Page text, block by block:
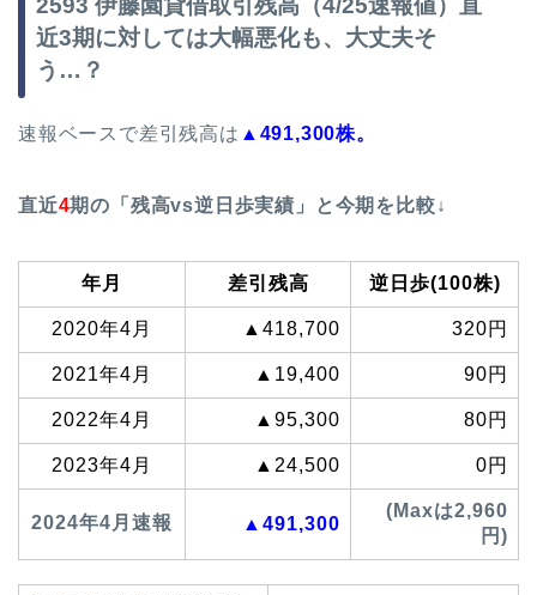
2593 伊藤園貸借取引残高（4/25速報値）直
近3期に対しては大幅悪化も、大丈夫そ
う…？
速報ベースで差引残高は ▲491,300株。
直近4期の「残高vs逆日歩実績」と今期を比較↓
年月 差引残高 逆日歩(100株)
2020年4月 ▲418,700 320円
2021年4月 ▲19,400 90円
2022年4月 ▲95,300 80円
2023年4月 ▲24,500 0円
2024年4月速報 ▲491,300
(Maxは2,960
円)